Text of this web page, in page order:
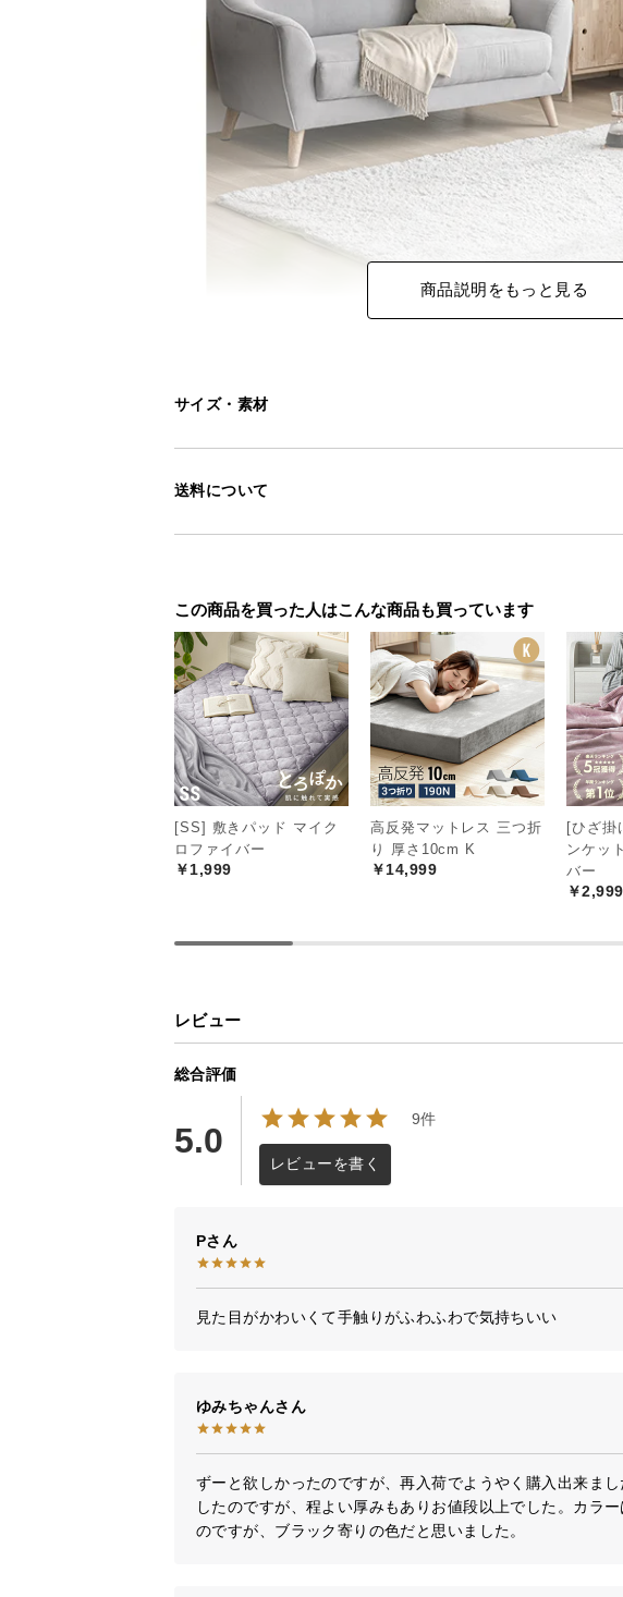
商品説明をもっと見る
サイズ・素材
送料について
この商品を買った人はこんな商品も買っています
[SS] 敷きパッド マイク
ロファイバー
￥1,999
高反発マットレス 三つ折
り 厚さ10cm K
￥14,999
[ひざ掛
ンケッ
バー
￥2,999
レビュー
総合評価
5.0
9件
レビューを書く
P
見た目がかわいくて手触りがふわふわで気持ちいい
ゆみちゃん
ずーと欲しかったのですが、再入荷でようやく購入出来ま
したのですが、程よい厚みもありお値段以上でした。カラ
のですが、ブラック寄りの色だと思いました。